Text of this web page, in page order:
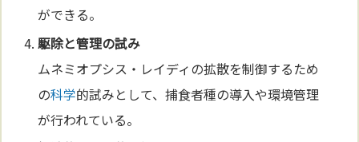
ができる。
駆除と管理の試み
ムネミオプシス・レイディの拡散を制御するため
の科学的試みとして、捕食者種の導入や環境管理
が行われている。